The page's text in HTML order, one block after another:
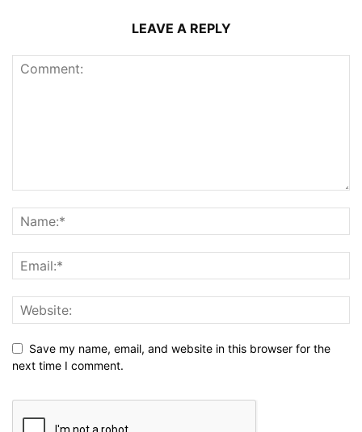
LEAVE A REPLY
Save my name, email, and website in this browser for the
next time I comment.